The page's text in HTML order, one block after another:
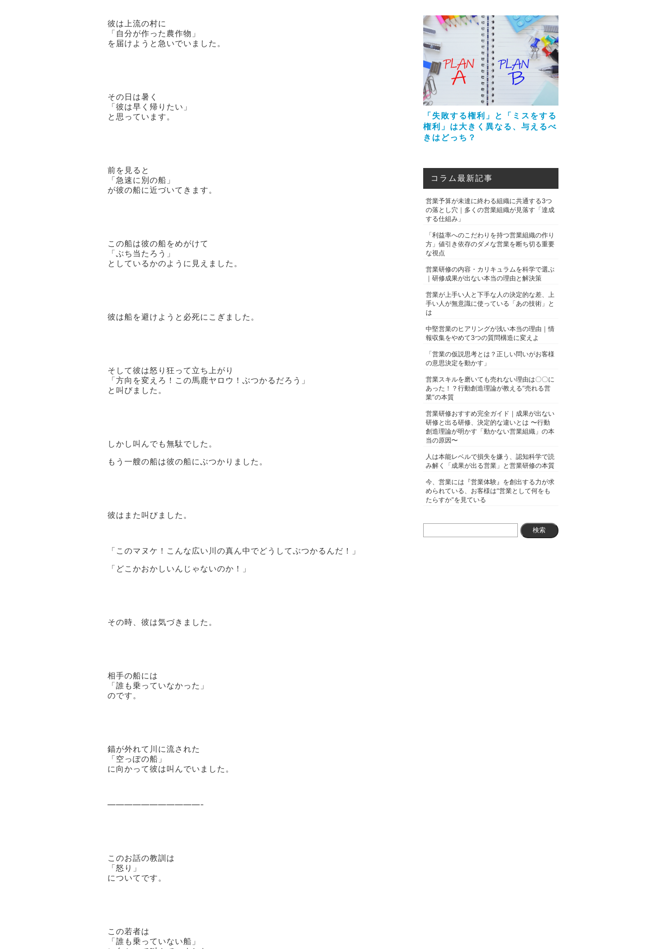
彼は上流の村に
「自分が作った農作物」
を届けようと急いでいました。
その日は暑く
「彼は早く帰りたい」
と思っています。
前を見ると
「急速に別の船」
が彼の船に近づいてきます。
この船は彼の船をめがけて
「ぶち当たろう」
としているかのように見えました。
彼は船を避けようと必死にこぎました。
そして彼は怒り狂って立ち上がり
「方向を変えろ！この馬鹿ヤロウ！ぶつかるだろう」
と叫びました。
しかし叫んでも無駄でした。
もう一艘の船は彼の船にぶつかりました。
彼はまた叫びました。
「このマヌケ！こんな広い川の真ん中でどうしてぶつかるんだ！」
「どこかおかしいんじゃないのか！」
その時、彼は気づきました。
相手の船には
「誰も乗っていなかった」
のです。
錨が外れて川に流された
「空っぽの船」
に向かって彼は叫んでいました。
———————————-
このお話の教訓は
「怒り」
についてです。
この若者は
「誰も乗っていない船」
「失敗する権利」と「ミスをする
権利」は大きく異なる、与えるべ
きはどっち？
コラム最新記事
営業予算が未達に終わる組織に共通する3つ
の落とし穴｜多くの営業組織が見落す「達成
する仕組み」
「利益率へのこだわりを持つ営業組織の作り
方」値引き依存のダメな営業を断ち切る重要
な視点
営業研修の内容・カリキュラムを科学で選ぶ
｜研修成果が出ない本当の理由と解決策
営業が上手い人と下手な人の決定的な差、上
手い人が無意識に使っている「あの技術」と
は
中堅営業のヒアリングが浅い本当の理由｜情
報収集をやめて3つの質問構造に変えよ
「営業の仮説思考とは？正しい問いがお客様
の意思決定を動かす」
営業スキルを磨いても売れない理由は〇〇に
あった！？行動創造理論が教える”売れる営
業”の本質
営業研修おすすめ完全ガイド｜成果が出ない
研修と出る研修、決定的な違いとは 〜行動
創造理論が明かす「動かない営業組織」の本
当の原因〜
人は本能レベルで損失を嫌う、認知科学で読
み解く「成果が出る営業」と営業研修の本質
今、営業には『営業体験』を創出する力が求
められている、お客様は“営業として何をも
たらすか”を見ている
検
索: